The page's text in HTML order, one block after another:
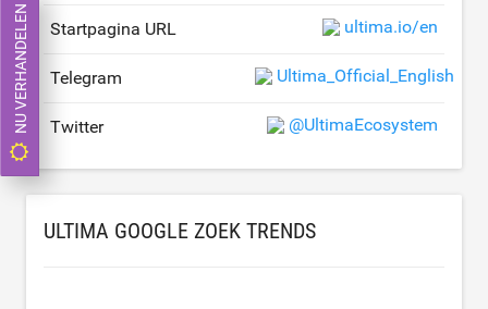
Startpagina URL ultima.io/en
Telegram Ultima_Official_English
Twitter @UltimaEcosystem
ULTIMA GOOGLE ZOEK TRENDS
NU VERHANDELEN